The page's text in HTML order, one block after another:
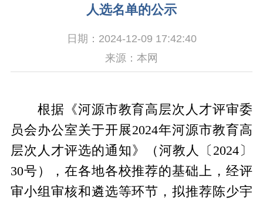
人选名单的公示
日期：2024-12-09 17:42:40
来源：本网
根据《河源市教育高层次人才评审委
员会办公室关于开展2024年河源市教育高
层次人才评选的通知》（河教人〔2024〕
30号），在各地各校推荐的基础上，经评
审小组审核和遴选等环节，拟推荐陈少宇